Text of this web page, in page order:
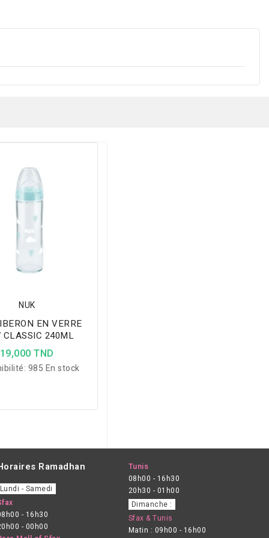
NUK
EN VERRE
CLASSIC 240ML
19,000 TND
985 En stock
Ramadhan
Lundi - Samedi
- 16h30
- 00h00
Tunis
08h00 - 16h30
20h30 - 01h00
Dimanche :
Sfax & Tunis
Matin : 09h00 - 16h00